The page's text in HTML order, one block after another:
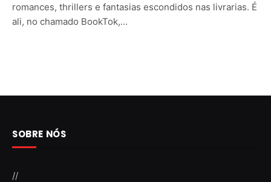
romances, thrillers e fantasias escondidos nas livrarias. É
ali, no chamado BookTok,…
SOBRE NÓS
//